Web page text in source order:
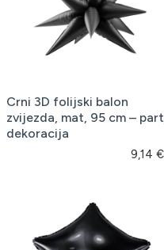
Crni 3D folijski balon
zvijezda, mat, 95 cm –
dekoracija
9,14 €